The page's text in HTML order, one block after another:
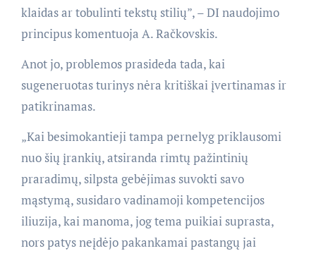
klaidas ar tobulinti tekstų stilių”, – DI naudojimo
principus komentuoja A. Račkovskis.
Anot jo, problemos prasideda tada, kai
sugeneruotas turinys nėra kritiškai įvertinamas ir
patikrinamas.
„Kai besimokantieji tampa pernelyg priklausomi
nuo šių įrankių, atsiranda rimtų pažintinių
praradimų, silpsta gebėjimas suvokti savo
mąstymą, susidaro vadinamoji kompetencijos
iliuzija, kai manoma, jog tema puikiai suprasta,
nors patys neįdėjo pakankamai pastangų jai